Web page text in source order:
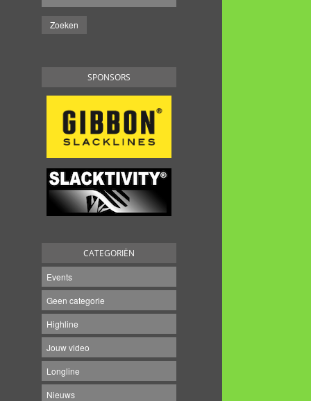
SPONSORS
CATEGORIËN
Events
Geen categorie
Highline
Jouw video
Longline
Nieuws